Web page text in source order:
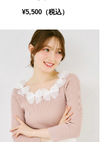
¥5,500（税込）